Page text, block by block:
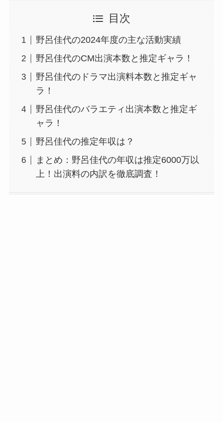
目次
野呂佳代の2024年度の主な活動実績
野呂佳代のCM出演本数と推定ギャラ！
野呂佳代のドラマ出演料本数と推定ギャ
ラ！
野呂佳代のバラエティ出演本数と推定ギ
ャラ！
野呂佳代の推定年収は？
まとめ：野呂佳代の年収は推定6000万以
上！出演料の内訳を徹底調査！